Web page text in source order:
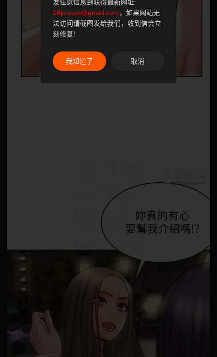
发任意信息到获得最新网址:
18jmcom@gmail.com，如果网站无
法访问请截图发给我们，收到信会立
刻修复！
我知道了 取消